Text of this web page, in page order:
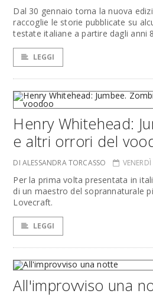
Dal 30 gennaio torna la nuova
raccoglie le storie pubblicate su
testate italiane a partire dagli anni
LEGGI
Henry Whitehead:
e altri orrori del
DI ALESSANDRA TORCASSO
Per la prima volta presentata in
di un maestro del soprannaturale
Lovecraft.
LEGGI
All'improvviso una